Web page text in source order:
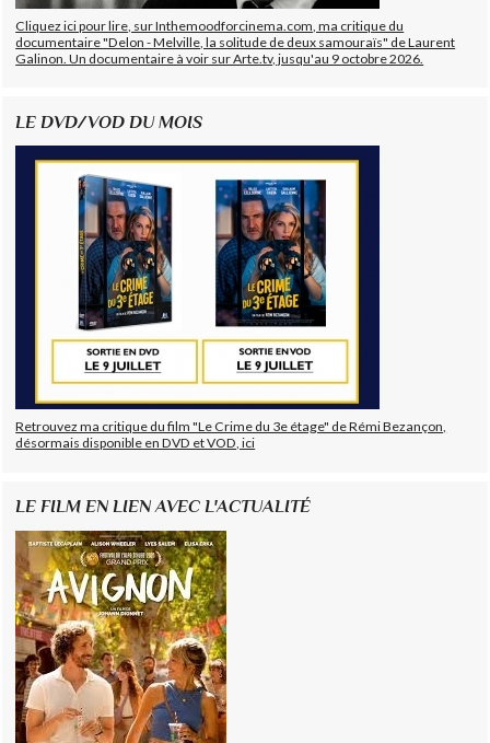
Cliquez ici pour lire, sur Inthemoodforcinema.com, ma critique du
documentaire "Delon - Melville, la solitude de deux samouraïs" de Laurent
Galinon. Un documentaire à voir sur Arte.tv, jusqu'au 9 octobre 2026.
LE DVD/VOD DU MOIS
Retrouvez ma critique du film "Le Crime du 3e étage" de Rémi Bezançon,
désormais disponible en DVD et VOD, ici
LE FILM EN LIEN AVEC L'ACTUALITÉ